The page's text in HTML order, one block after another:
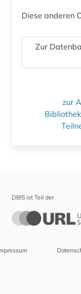
Diese anderen
Zur
zur
DBIS ist Teil der